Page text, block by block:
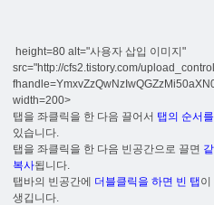
height=80 alt="사용자 삽입 이미지"
src="http://cfs2.tistory.com/
width=200>
탭을 좌클릭을 한 다음 끌어서 탭의 순서
있습니다.
탭을 좌클릭을 한 다음 빈공간으로 끌면
복사됩니다.
탭바의 빈공간에 더블클릭을 하면 빈 탭 이
생깁니다.